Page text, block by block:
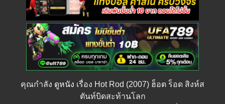
คุณกำลัง ดูหนัง เรื่อง Hot Rod (2007) ฮ็อต ร็อด สิงห์ส
ตันท์บิดสะท้านโลก